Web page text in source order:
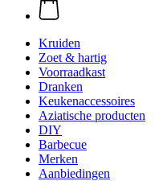
Kruiden
Zoet & hartig
Voorraadkast
Dranken
Keukenaccessoires
Aziatische producten
DIY
Barbecue
Merken
Aanbiedingen